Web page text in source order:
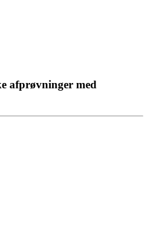
afprøvninger med